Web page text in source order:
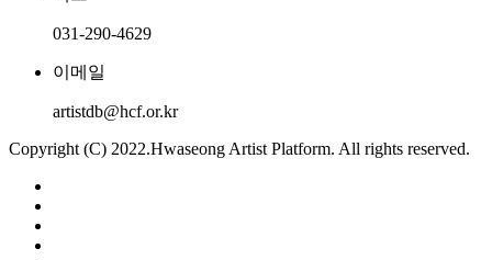
031-290-4629
이메일
artistdb@hcf.or.kr
Copyright (C) 2022.Hwaseong Artist Platform. All rights reserved.